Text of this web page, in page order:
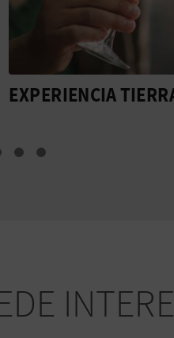
LA HORA DEL